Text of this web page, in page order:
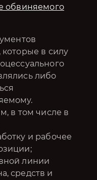
обвиняемого
которые в силу
либо
в том числе в
и рабочее
линии
средств и